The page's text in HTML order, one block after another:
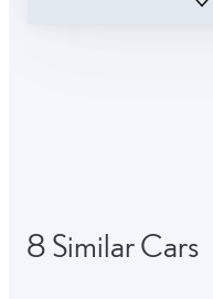
8 Similar Cars